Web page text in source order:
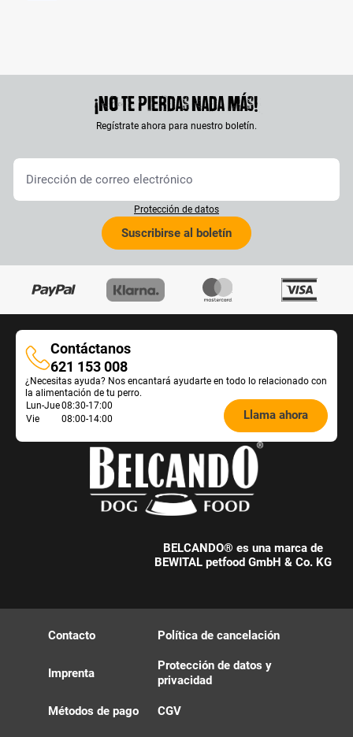
¡No te pierdas nada más!
Regístrate ahora para nuestro boletín.
Protección de datos
Suscribirse al boletín
Contáctanos
Contáctanos
621 153 008
¿Necesitas ayuda? Nos encantará ayudarte en todo lo relacionado con
la alimentación de tu perro.
Öffnungszeiten
Lun-Jue08:30-17:00
Vie
08:00-14:00 Llama ahora
BELCANDO® es una marca de
BEWITAL petfood GmbH & Co. KG
Contacto
Imprenta
Métodos de pago
Política de cancelación
Protección de datos y
privacidad
CGV